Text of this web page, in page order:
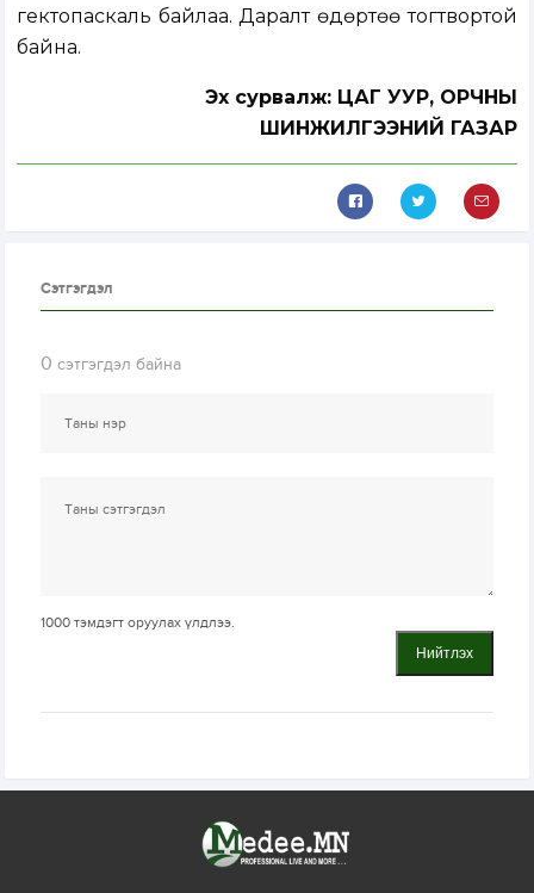
гектопаскаль байлаа. Даралт өдөртөө тогтвортой
байна.
Эх сурвалж: ЦАГ УУР, ОРЧНЫ
ШИНЖИЛГЭЭНИЙ ГАЗАР
Сэтгэгдэл
0 сэтгэгдэл байна
1000 тэмдэгт оруулах үлдлээ.
Нийтлэх